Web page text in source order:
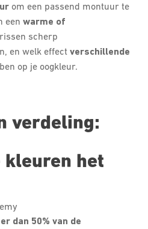
om een passend montuur te
een warme of
scherp
en welk effect verschillende
op je oogkleur.
verdeling:
kleuren het
dan 50% van de